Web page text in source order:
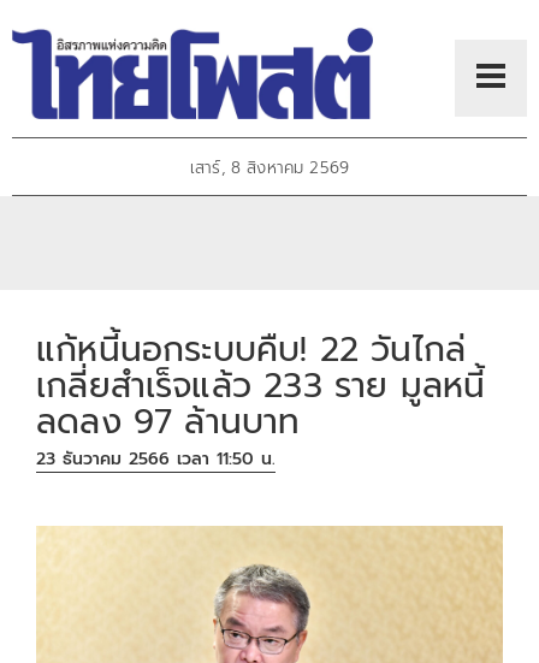
เสาร์, 8 สิงหาคม 2569
แก้หนี้นอกระบบคืบ! 22 วันไกล่
เกลี่ยสำเร็จแล้ว 233 ราย มูลหนี้
ลดลง 97 ล้านบาท
23 ธันวาคม 2566 เวลา 11:50 น.